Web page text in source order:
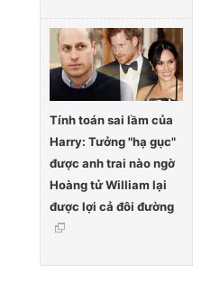
Tính toán sai lầm của
Harry: Tưởng "hạ gục"
được anh trai nào ngờ
Hoàng tử William lại
được lợi cả đôi đường